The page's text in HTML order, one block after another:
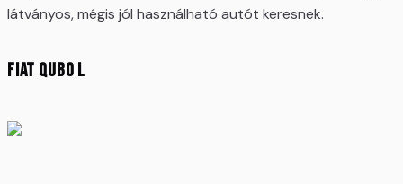
látványos, mégis jól használható autót keresnek.
Fiat Qubo L